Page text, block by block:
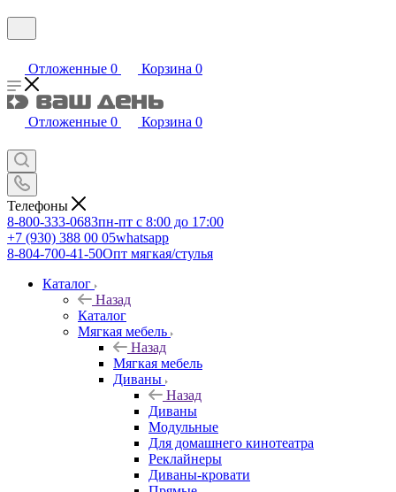
Отложенные 0 Корзина 0
Отложенные 0 Корзина 0
Телефоны
8-800-333-0683пн-пт с 8:00 до 17:00
+7 (930) 388 00 05whatsapp
8-804-700-41-50Опт мягкая/стулья
Каталог
Назад
Каталог
Мягкая мебель
Назад
Мягкая мебель
Диваны
Назад
Диваны
Модульные
Для домашнего кинотеатра
Реклайнеры
Диваны-кровати